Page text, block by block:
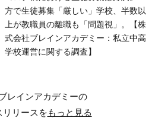
方で生徒募集「厳しい」学校、半数以
上が教職員の離職も「問題視」。【株
式会社ブレインアカデミー：私立中高
学校運営に関する調査】
レインアカデミーの
リリースをもっと見る